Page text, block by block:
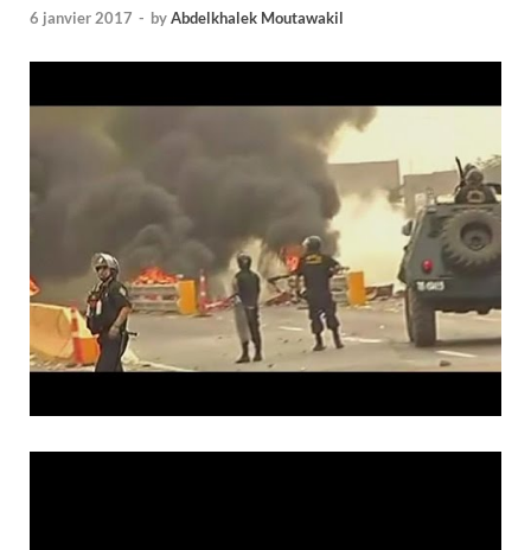
6 janvier 2017 - byAbdelkhalek Moutawakil